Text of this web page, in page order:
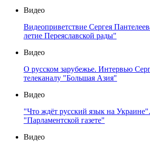
Видео
Видеоприветствие Сергея
летие Переяславской рады"
Видео
О русском зарубежье. Интервью
телеканалу "Большая Азия"
Видео
"Что ждёт русский язык на
"Парламентской газете"
Видео